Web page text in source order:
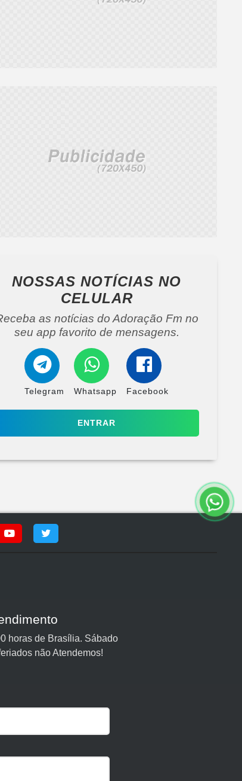
NOSSAS NOTÍCIAS NO
CELULAR
as notícias do Adoração Fm no
seu app favorito de mensagens.
Telegram Whatsapp Facebook
ENTRAR
horas de Brasília. Sábado
não Atendemos!